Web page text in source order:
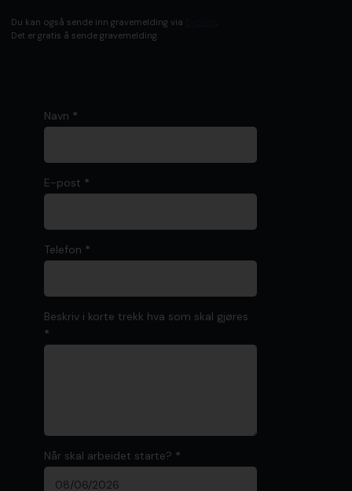
Du kan også sende inn gravemelding via
Det er gratis å sende gravemelding.
G
r
v
e
d
Navn *
E-post *
Telefon *
Beskriv i korte trekk hva som skal gjøres
*
Når skal arbeidet starte? *